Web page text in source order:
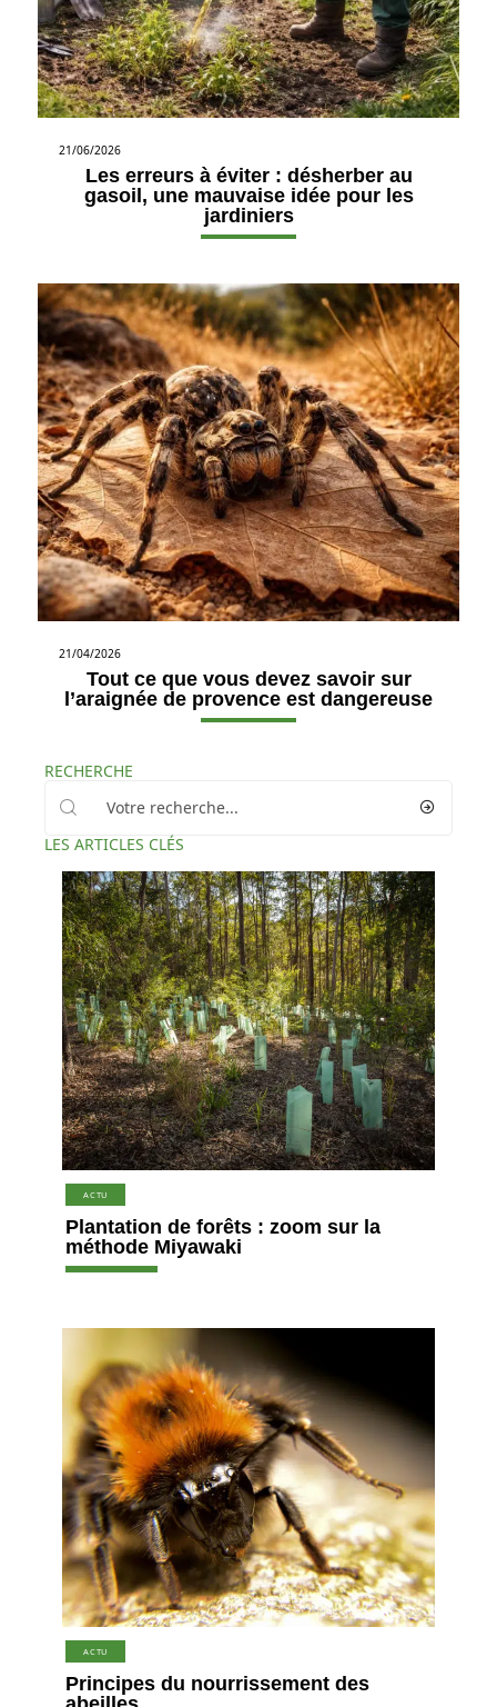
21/06/2026
Les erreurs à éviter : désherber au
gasoil, une mauvaise idée pour les
jardiniers
21/04/2026
Tout ce que vous devez savoir sur
l’araignée de provence est dangereuse
RECHERCHE
LES ARTICLES CLÉS
ACTU
Plantation de forêts : zoom sur la
méthode Miyawaki
ACTU
Principes du nourrissement des